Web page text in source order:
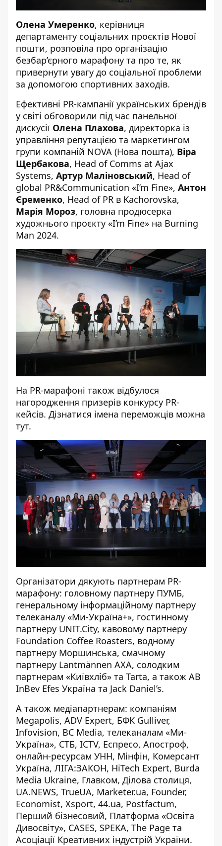
Олена Умеренко, керівниця
департаменту соціальних проєктів Нової
пошти, розповіла про організацію
безбар’єрного марафону та про те, як
привернути увагу до соціальної проблеми
за допомогою спортивних заходів.
Ефективні PR-кампанії українських брендів
у світі обговорили під час панельної
дискусії Олена Плахова, директорка із
управління репутацією та маркетингом
групи компаній NOVA (Нова пошта), Віра
Щербакова, Head of Comms at Ajax
Systems, Артур Маліновський, Head of
global PR&Communication «I’m Fine», Антон
Єременко, Head of PR в Kachorovska,
Марія Мороз, головна продюсерка
художнього проєкту «I’m Fine» на Burning
Man 2024.
На PR-марафоні також відбулося
нагородження призерів конкурсу PR-
кейсів. Дізнатися імена переможців можна
тут.
Організатори дякують партнерам PR-
марафону: головному партнеру ПУМБ,
генеральному інформаційному партнеру
телеканалу «Ми-Україна+», гостинному
партнеру UNIT.City, кавовому партнеру
Foundation Coffee Roasters, водному
партнеру Моршинська, смачному
партнеру Lantmännen AХА, солодким
партнерам «Київхліб» та Tarta, а також AB
InBev Efes Україна та Jack Daniel’s.
А також медіапартнерам: компаніям
Megapolis, ADV Expert, БФК Gulliver,
Infovision, BC Media, телеканалам «Ми-
Україна», СТБ, ICTV, Еспресо, Апостроф,
онлайн-ресурсам УНН, Мінфін, Комерсант
Україна, ЛІГА:ЗАКОН, HiTech Expert, Burda
Media Ukraine, Главком, Ділова столиця,
UA.NEWS, TrueUA, Marketer.ua, Founder,
Economist, Xsport, 44.ua, Postfactum,
Перший бізнесовий, Платформа «Освіта
Дивосвіту», CASES, SPEKA, The Page та
Асоціації Креативних індустрій України.